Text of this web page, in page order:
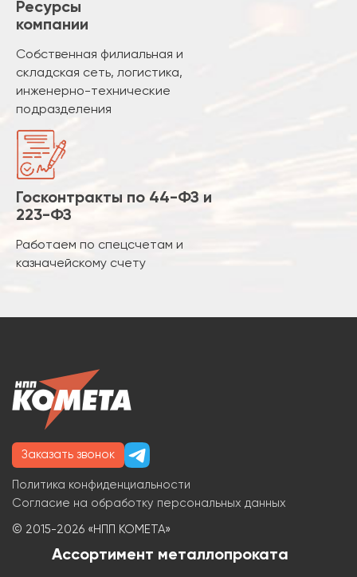
Ресурсы
компании
Собственная филиальная и
складская сеть, логистика,
инженерно-технические
подразделения
Госконтракты по 44-ФЗ и
223-ФЗ
Работаем по спецсчетам и
казначейскому счету
Заказать звонок
Политика конфиденциальности
Согласие на обработку персональных данных
© 2015-2026 «НПП КОМЕТА»
Ассортимент металлопроката